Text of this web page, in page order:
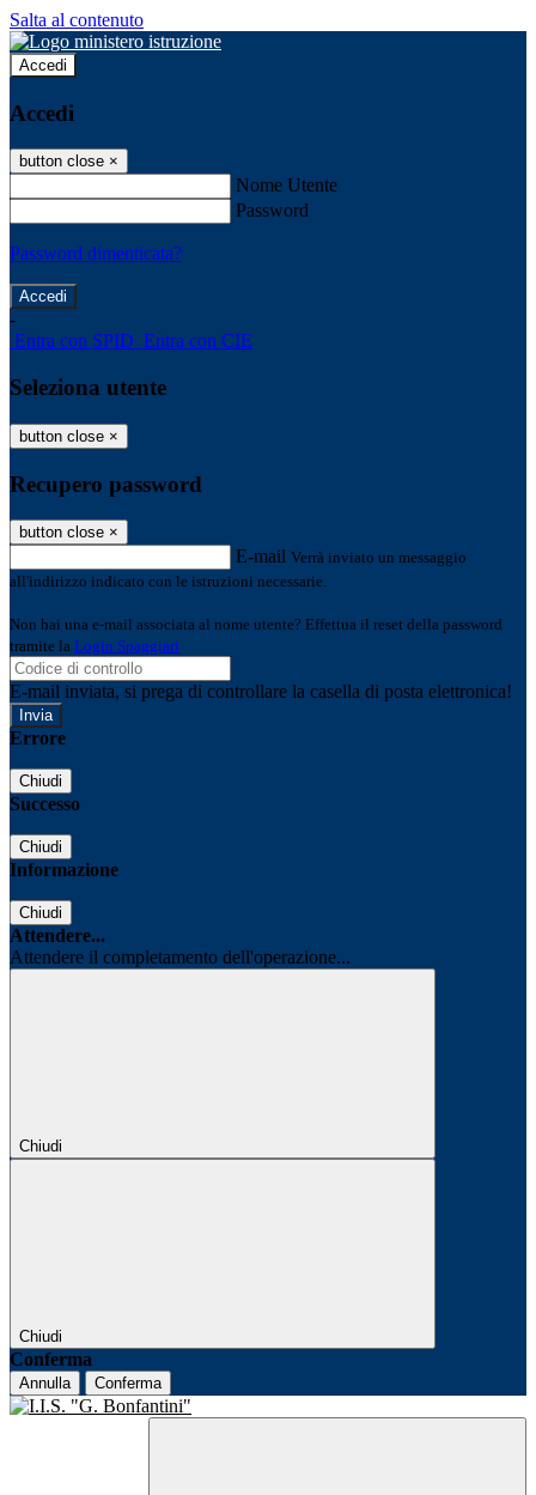
Salta al contenuto
Accedi
Accedi
button close ×
Nome Utente
Password
Password dimenticata?
-
Entra con SPID Entra con CIE
Seleziona utente
button close ×
Recupero password
button close ×
E-mail Verrà inviato un messaggio
all'indirizzo indicato con le istruzioni necessarie.
Non hai una e-mail associata al nome utente? Effettua il reset della password
tramite la Login Spaggiari
E-mail inviata, si prega di controllare la casella di posta elettronica!
Errore
Chiudi
Successo
Chiudi
Informazione
Chiudi
Attendere...
Attendere il completamento dell'operazione...
Chiudi
Chiudi
Conferma
Annulla Conferma